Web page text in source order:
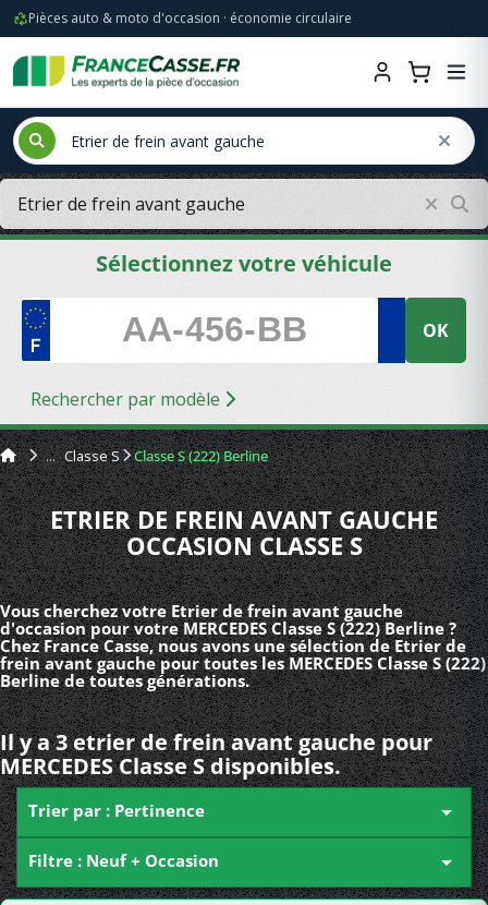
Pièces auto & moto d'occasion · économie circulaire
Sélectionnez votre véhicule
OK
Rechercher par modèle
Classe S Classe S (222) Berline
ETRIER DE FREIN AVANT GAUCHE
OCCASION CLASSE S
Vous cherchez votre Etrier de frein avant gauche
d'occasion pour votre MERCEDES Classe S (222) Berline ?
Chez France Casse, nous avons une sélection de Etrier de
frein avant gauche pour toutes les MERCEDES Classe S (222)
Berline de toutes générations.
Il y a 3 etrier de frein avant gauche pour
MERCEDES Classe S disponibles.
Trier par : Pertinence 
Filtre : Neuf + Occasion 